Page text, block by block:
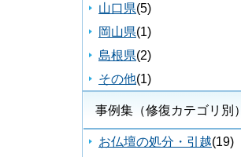
山口県(5)
岡山県(1)
島根県(2)
その他(1)
事例集（修復カテゴリ別）
お仏壇の処分・引越(19)